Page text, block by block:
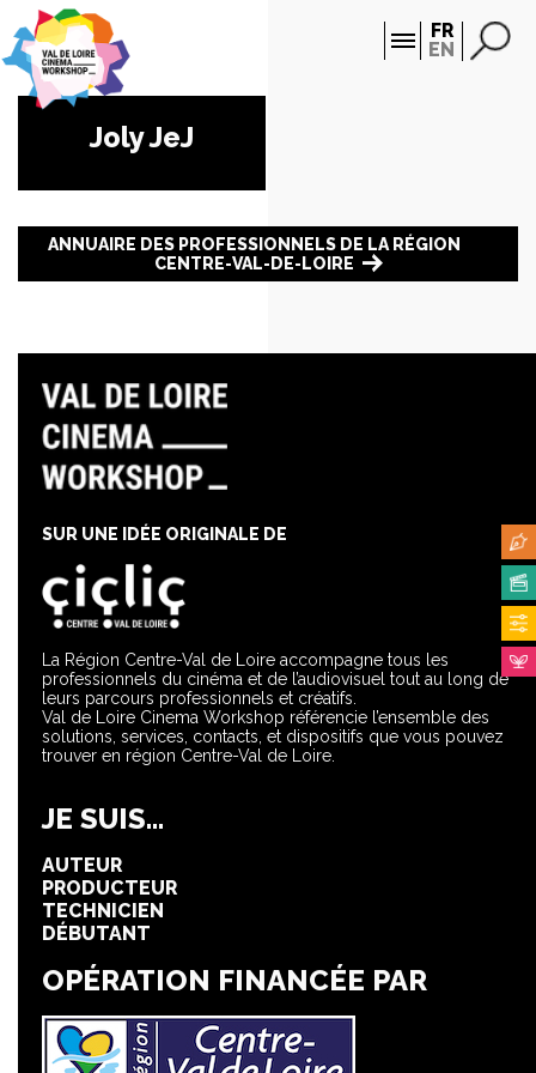
FR
EN
Joly JeJ
ANNUAIRE DES PROFESSIONNELS DE LA RÉGION
CENTRE-VAL-DE-LOIRE
La Région Centre-Val de Loire accompagne tous les
professionnels du cinéma et de l’audiovisuel tout au long de
leurs parcours professionnels et créatifs.
Val de Loire Cinema Workshop référencie l’ensemble des
solutions, services, contacts, et dispositifs que vous pouvez
trouver en région Centre-Val de Loire.
SUR UNE IDÉE ORIGINALE DE
JE SUIS...
AUTEUR
PRODUCTEUR
TECHNICIEN
DÉBUTANT
OPÉRATION FINANCÉE PAR
Panneau de gestion des cookies